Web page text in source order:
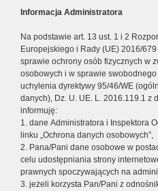
Informacja Administratora
Na podstawie art. 13 ust. 1 i 2
Europejskiego i Rady (UE) 2016/
sprawie ochrony osób fizycznych w
osobowych i w sprawie
uchylenia dyrektywy 95/46/WE
danych), Dz. U. UE. L. 2016.119.1 z
informuję:
1. dane Administratora i Inspektora
linku „Ochrona danych osobowych”,
2. Pana/Pani dane osobowe w
celu udostępniania strony
prawnych spoczywających na
3. jeżeli korzysta Pan/Pani z